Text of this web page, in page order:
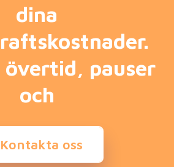
dina
övertid, pauser
och
Kontakta oss